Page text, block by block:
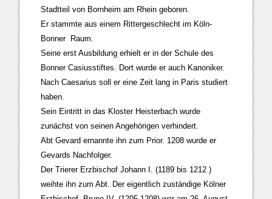
Stadtteil von Bornheim am Rhein geboren.
Er stammte aus einem Rittergeschlecht im Köln-
Bonner Raum.
Seine erst Ausbildung erhielt er in der Schule des
Bonner Casiusstiftes. Dort wurde er auch Kanoniker.
Nach Caesarius soll er eine Zeit lang in Paris studiert
haben.
Sein Eintritt in das Kloster Heisterbach wurde
zunächst von seinen Angehörigen verhindert.
Abt Gevard ernannte ihn zum Prior. 1208 wurde er
Gevards Nachfolger.
Der Trierer Erzbischof Johann I. (1189 bis 1212 )
weihte ihn zum Abt. Der eigentlich zuständige Kölner